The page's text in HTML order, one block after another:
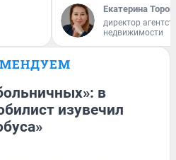
Екатерина
директор
недвижимости
в
изувечил